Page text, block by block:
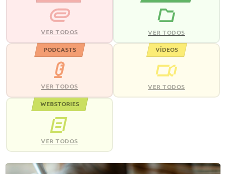
VER TODOS VER TODOS
PODCASTS
VER TODOS
VÍDEOS
VER TODOS
WEBSTORIES
VER TODOS